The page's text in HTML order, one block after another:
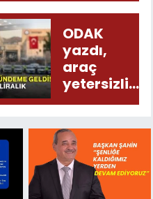
Hastanesinde
sonuç aldı
ODAK
yazdı,
araç
yetersizliği
gündeme
Emniyete
4,5 milyon
liralık
destek